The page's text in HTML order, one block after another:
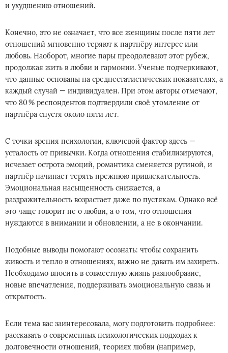
и ухудшению отношений.
Конечно, это не означает, что все женщины после пяти лет
отношений мгновенно теряют к партнёру интерес или
любовь. Наоборот, многие пары преодолевают этот рубеж,
продолжая жить в любви и гармонии. Ученые подчеркивают,
что данные основаны на среднестатистических показателях, а
каждый случай — индивидуален. При этом авторы отмечают,
что 80 % респондентов подтвердили своё утомление от
партнёра спустя около пяти лет.
С точки зрения психологии, ключевой фактор здесь —
усталость от привычки. Когда отношения стабилизируются,
исчезает острота эмоций, романтика сменяется рутиной, и
партнёр начинает терять прежнюю привлекательность.
Эмоциональная насыщенность снижается, а
раздражительность возрастает даже по пустякам. Однако всё
это чаще говорит не о любви, а о том, что отношения
нуждаются в внимании и обновлении, а не в окончании.
Подобные выводы помогают осознать: чтобы сохранить
живость и тепло в отношениях, важно не давать им захиреть.
Необходимо вносить в совместную жизнь разнообразие,
новые впечатления, поддерживать эмоциональную связь и
открытость.
Если тема вас заинтересовала, могу подготовить подробнее:
рассказать о современных психологических подходах к
долговечности отношений, теориях любви (например,